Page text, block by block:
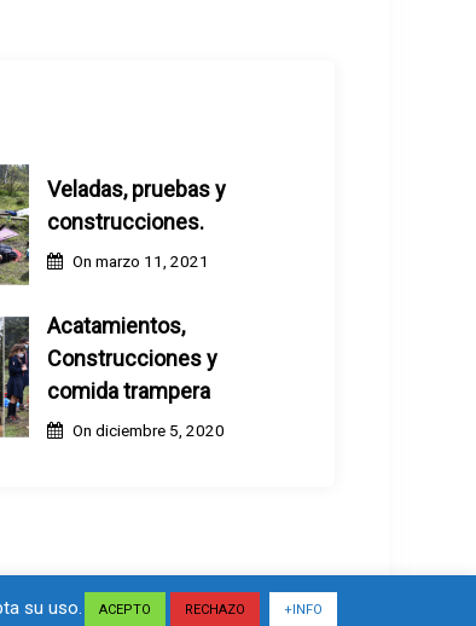
Veladas, pruebas y
construcciones.
On marzo 11, 2021
Acatamientos,
Construcciones y
comida trampera
On diciembre 5, 2020
MaglistCreated By Eagle Vision IT
su uso. ACEPTO RECHAZO +INFO